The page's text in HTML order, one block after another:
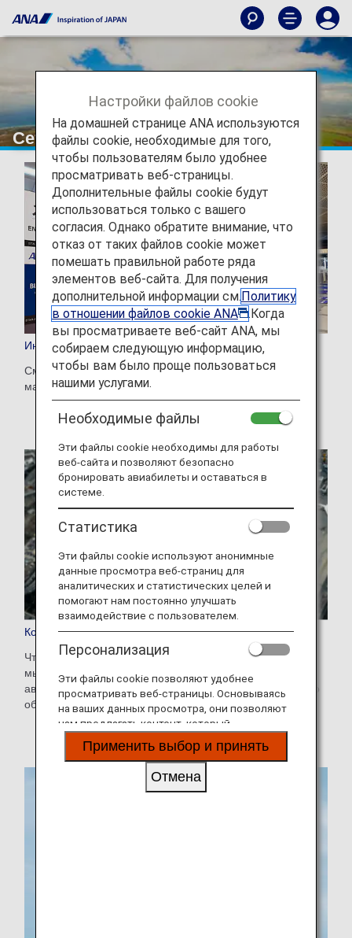
Сеть
Информация о международном маршруте
См. наши новые, возобновленные и приостановленные
маршруты.
Кодшеринговые рейсы
Чтобы предоставить пассажирам более широкий выбор,
мы выполняем кодшеринговые рейсы с другими
авиакомпаниями. Этим рейсам присвоен номер ANA, но
обслуживаются они авиакомпанией-партнером.
Настройки файлов cookie
На домашней странице ANA используются
файлы cookie, необходимые для того,
чтобы пользователям было удобнее
просматривать веб-страницы.
Дополнительные файлы cookie будут
использоваться только с вашего
согласия. Однако обратите внимание, что
отказ от таких файлов cookie может
помешать правильной работе ряда
элементов веб-сайта. Для получения
дополнительной информации см.Политику
в отношении файлов cookie ANA
.Когда
вы просматриваете веб-сайт ANA, мы
собираем следующую информацию,
чтобы вам было проще пользоваться
нашими услугами.
Необходимые файлы
Эти файлы cookie необходимы для работы
веб-сайта и позволяют безопасно
бронировать авиабилеты и оставаться в
системе.
Статистика
Эти файлы cookie используют анонимные
данные просмотра веб-страниц для
аналитических и статистических целей и
помогают нам постоянно улучшать
взаимодействие с пользователем.
Персонализация
Эти файлы cookie позволяют удобнее
просматривать веб-страницы. Основываясь
на ваших данных просмотра, они позволяют
нам предлагать контент, который
соответствует вашим личным интересам, в
виде веб-сайтов, электронной почты,
Применить выбор и принять
Отмена